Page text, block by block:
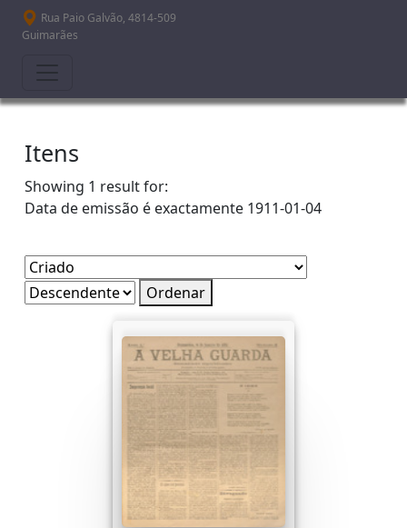
Passar para o conteúdo principal
Rua Paio Galvão, 4814-509
Guimarães
Itens
Showing 1 result for:
Data de emissão é exactamente 1911-01-04
Ordenar